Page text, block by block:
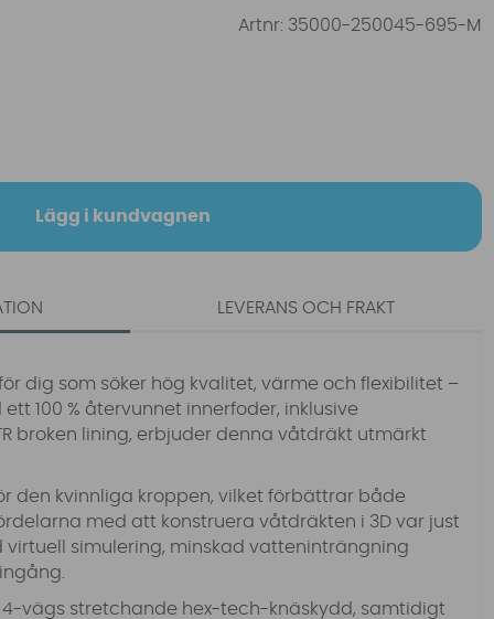
Artnr: 35000-250045-695-M
Lägg i kundvagnen
dig som söker hög kvalitet, värme och flexibilitet –
100 % återvunnet innerfoder, inklusive
broken lining, erbjuder denna våtdräkt utmärkt
den kvinnliga kroppen, vilket förbättrar både
med att konstruera våtdräkten i 3D var just
simulering, minskad vatteninträngning
4-vägs stretchande hex-tech-knäskydd, samtidigt
LEVERANS OCH FRAKT